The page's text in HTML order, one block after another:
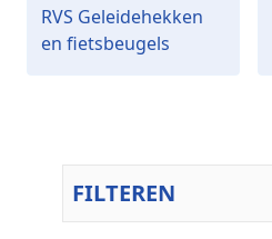
RVS Geleidehekken
en fietsbeugels
FILTEREN